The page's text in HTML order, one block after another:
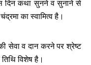
दिन कथा सुनने व सुनाने से
का स्वामित्व है।
सेवा व दान करने पर श्रेष्ट
विशेष है।